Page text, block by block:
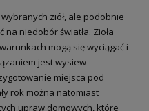
ziół, ale podobnie
niedobór światła. Zioła
mogą się wyciągać i
jest wysiew
miejsca pod
rok można natomiast
upraw domowych, które